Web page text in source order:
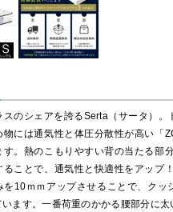
スのシェアを誇るSerta（サータ）。
物には通気性と体圧分散性が高い「
す。熱のこもりやすい背の当たる部
ることで、通気性と快適性をアップ
を10ｍｍアップさせることで、クッ
います。一番荷重のかかる腰部分に